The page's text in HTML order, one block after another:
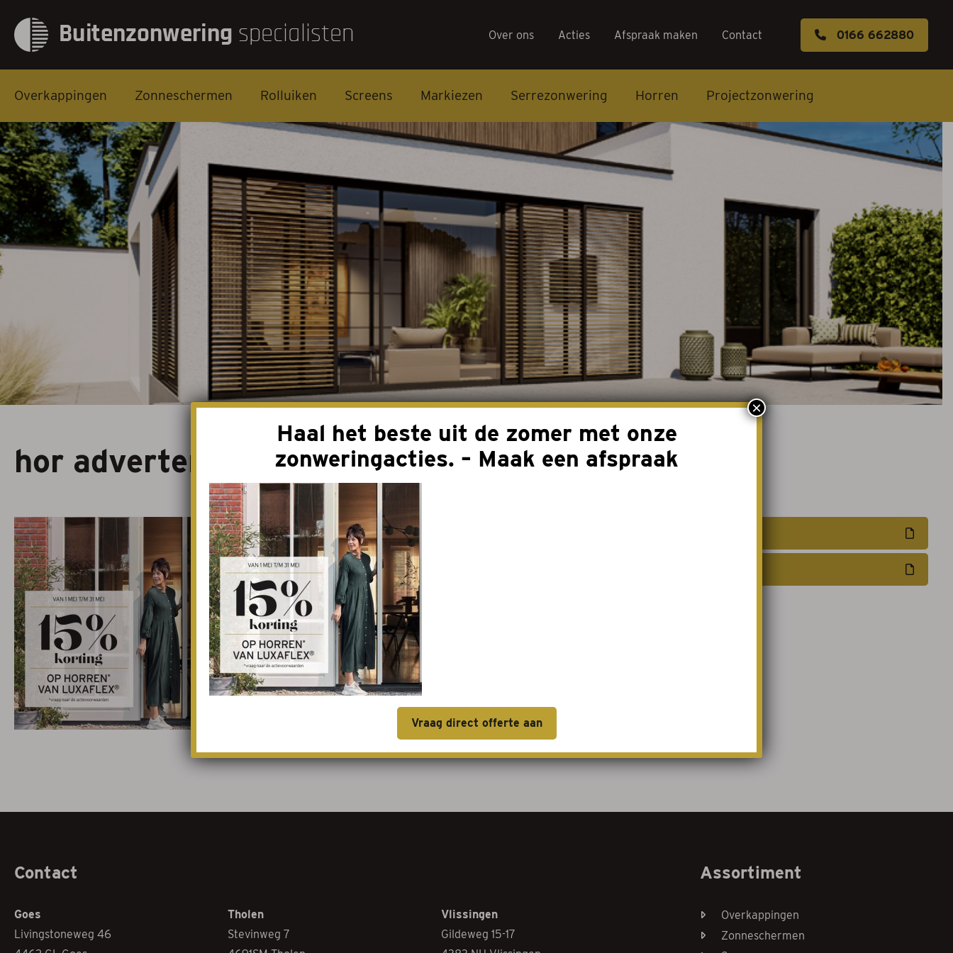
Overkappingen
Zonneschermen
Rolluiken
Screens
Markiezen
Serrezonwering
Horren
Projectzonwering
Over ons
Acties
Afspraak maken
Contact
Over ons Acties Afspraak maken Contact 0166 662880
Overkappingen Zonneschermen Rolluiken Screens Markiezen Serrezonwering Horren Projectzonwering
hor advertentie
Contact
Goes
Livingstoneweg 46
Tholen
Stevinweg 7
Vlissingen
Gildeweg 15-17
Assortiment
Overkappingen
Zonneschermen
Haal het beste uit de zomer met onze
zonweringacties. – Maak een afspraak
Vraag direct offerte aan
×